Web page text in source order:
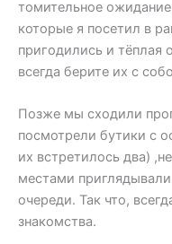
томительное
которые я посетил в
пригодились и тёплая
всегда берите их с
Позже мы сходили
посмотрели бутики с
их встретилось два)
местами
очереди. Так что,
знакомства.